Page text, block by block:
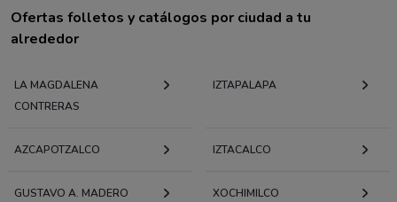
Ofertas folletos y catálogos por ciudad a tu
alrededor
LA MAGDALENA
CONTRERAS
IZTAPALAPA
AZCAPOTZALCO IZTACALCO
GUSTAVO A. MADERO XOCHIMILCO